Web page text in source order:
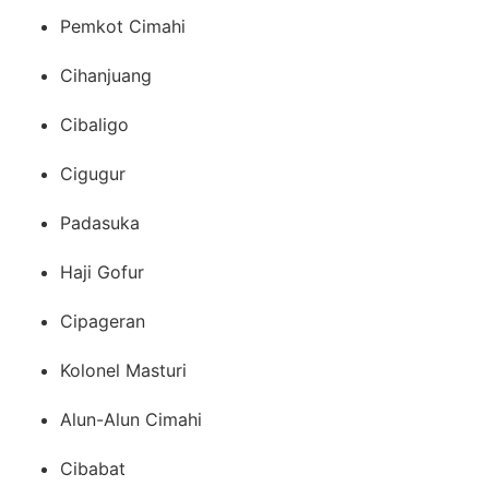
Pemkot Cimahi
Cihanjuang
Cibaligo
Cigugur
Padasuka
Haji Gofur
Cipageran
Kolonel Masturi
Alun-Alun Cimahi
Cibabat